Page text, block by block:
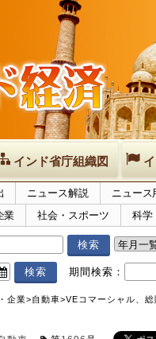
インド省庁組織図
ニュース解説 ニュース
業
社会・スポーツ 科学
期間検索：
企業>自動車>VEコマーシャル、